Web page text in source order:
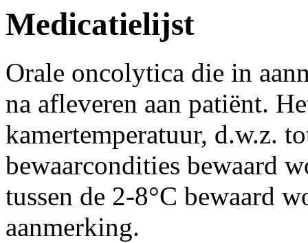
Medicatielijst
Orale oncolytica die in
na afleveren aan patiënt.
kamertemperatuur, d.w.z.
bewaarcondities bewaard
tussen de 2-8°C bewaard
aanmerking.